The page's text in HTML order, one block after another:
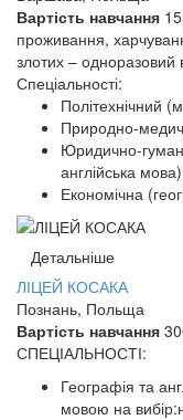
Вартість навчання
проживання,
злотих – одноразовий
Спеціальності:
Політехнічний
Природно-
Юридично-
англійська
Економічна
Детальніше
ЛІЦЕЙ КОСАКА
Познань, Польща
Вартість навчання
СПЕЦІАЛЬНОСТІ:
Географія та
мовою на